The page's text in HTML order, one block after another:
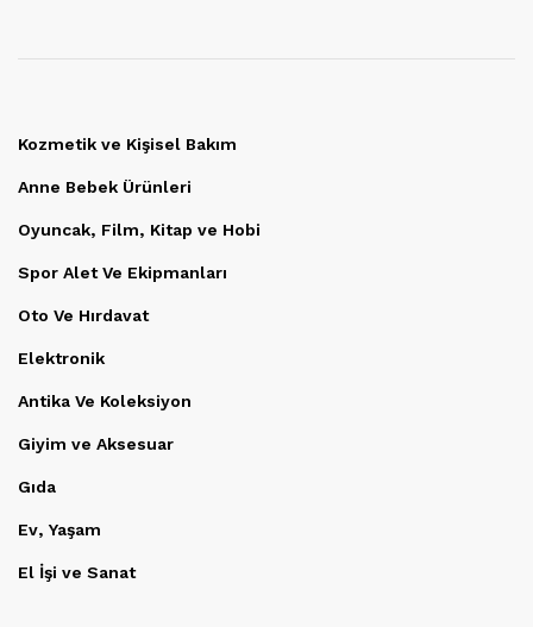
Kozmetik ve Kişisel Bakım
Anne Bebek Ürünleri
Oyuncak, Film, Kitap ve Hobi
Spor Alet Ve Ekipmanları
Oto Ve Hırdavat
Elektronik
Antika Ve Koleksiyon
Giyim ve Aksesuar
Gıda
Ev, Yaşam
El İşi ve Sanat